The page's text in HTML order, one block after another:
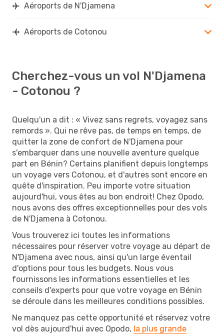
Aéroports de N'Djamena
Aéroports de Cotonou
Cherchez-vous un vol N'Djamena
- Cotonou ?
Quelqu'un a dit : « Vivez sans regrets, voyagez sans
remords ». Qui ne rêve pas, de temps en temps, de
quitter la zone de confort de N'Djamena pour
s'embarquer dans une nouvelle aventure quelque
part en Bénin? Certains planifient depuis longtemps
un voyage vers Cotonou, et d'autres sont encore en
quête d'inspiration. Peu importe votre situation
aujourd'hui, vous êtes au bon endroit! Chez Opodo,
nous avons des offres exceptionnelles pour des vols
de N'Djamena à Cotonou.
Vous trouverez ici toutes les informations
nécessaires pour réserver votre voyage au départ de
N'Djamena avec nous, ainsi qu'un large éventail
d'options pour tous les budgets. Nous vous
fournissons les informations essentielles et les
conseils d'experts pour que votre voyage en Bénin
se déroule dans les meilleures conditions possibles.
Ne manquez pas cette opportunité et réservez votre
vol dès aujourd'hui avec Opodo, la plus grande